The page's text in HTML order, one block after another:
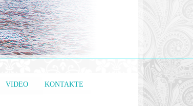
VIDEO KONTAKTE